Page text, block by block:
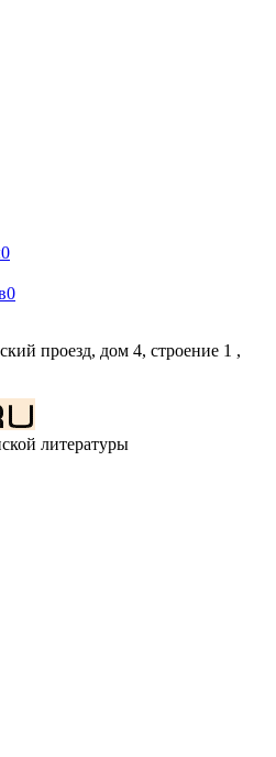
0
0
проезд, дом 4, строение 1 ,
литературы